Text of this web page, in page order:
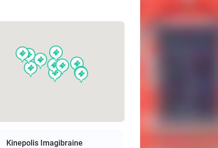
events
events
events
events
events
events
events
events
events
events
events
Kinepolis Imagibraine